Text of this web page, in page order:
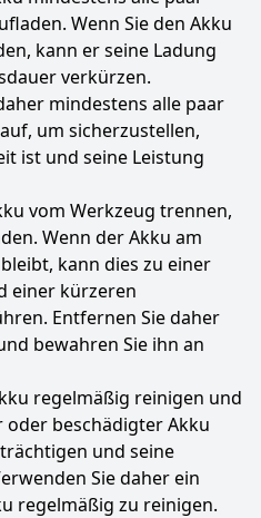
Wenn Sie den Akku
kann er seine Ladung
verkürzen.
mindestens alle paar
um sicherzustellen,
ist und seine Leistung
vom Werkzeug trennen,
Wenn der Akku am
kann dies zu einer
einer kürzeren
Entfernen Sie daher
bewahren Sie ihn an
regelmäßig reinigen und
beschädigter Akku
und seine
Sie daher ein
regelmäßig zu reinigen.